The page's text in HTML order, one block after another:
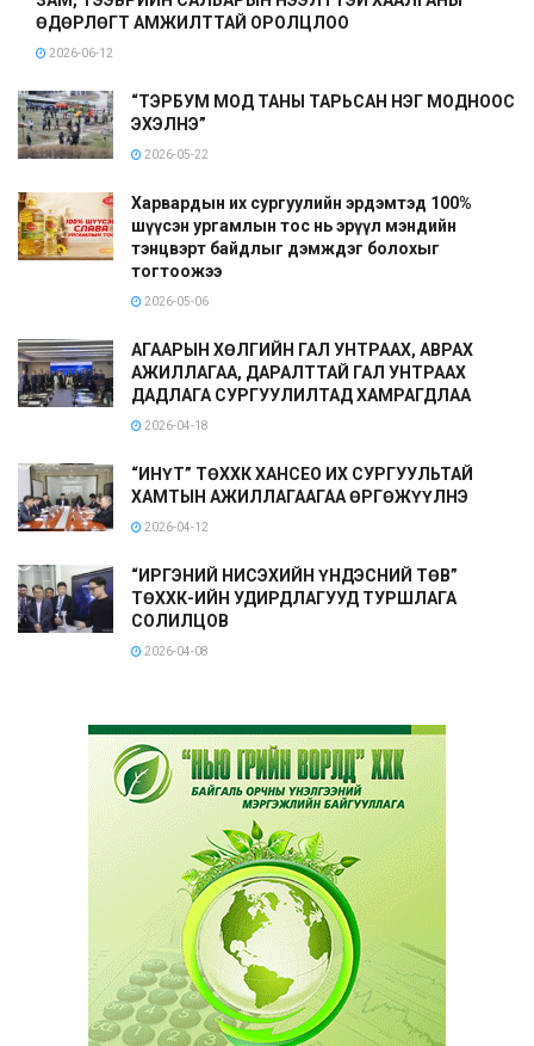
ӨДӨРЛӨГТ АМЖИЛТТАЙ ОРОЛЦЛОО
2026-06-12
“ТЭРБУМ МОД ТАНЫ ТАРЬСАН НЭГ МОДНООС
ЭХЭЛНЭ”
2026-05-22
Харвардын их сургуулийн эрдэмтэд 100%
шүүсэн ургамлын тос нь эрүүл мэндийн
тэнцвэрт байдлыг дэмждэг болохыг
тогтоожээ
2026-05-06
АГААРЫН ХӨЛГИЙН ГАЛ УНТРААХ, АВРАХ
АЖИЛЛАГАА, ДАРАЛТТАЙ ГАЛ УНТРААХ
ДАДЛАГА СУРГУУЛИЛТАД ХАМРАГДЛАА
2026-04-18
“ИНҮТ” ТӨХХК ХАНСЕО ИХ СУРГУУЛЬТАЙ
ХАМТЫН АЖИЛЛАГААГАА ӨРГӨЖҮҮЛНЭ
2026-04-12
“ИРГЭНИЙ НИСЭХИЙН ҮНДЭСНИЙ ТӨВ”
ТӨХХК-ИЙН УДИРДЛАГУУД ТУРШЛАГА
СОЛИЛЦОВ
2026-04-08